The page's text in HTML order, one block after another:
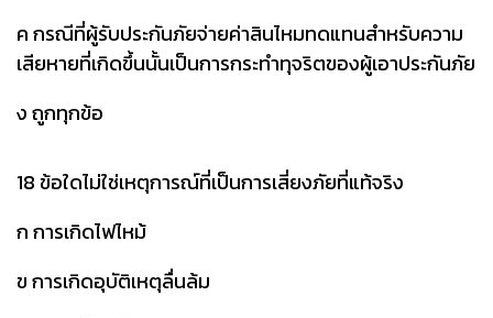
ค กรณีที่ผู้รับประกันภัยจ่ายค่าสินไหมทดแทนสำหรับความ
เสียหายที่เกิดขึ้นนั้นเป็นการกระทำทุจริตของผู้เอาประกันภัย
ง ถูกทุกข้อ
18 ข้อใดไม่ใช่เหตุการณ์ที่เป็นการเสี่ยงภัยที่แท้จริง
ก การเกิดไฟไหม้
ข การเกิดอุบัติเหตุลื่นล้ม